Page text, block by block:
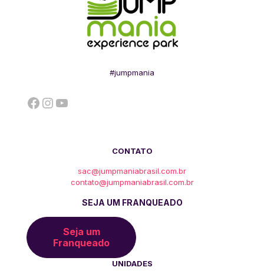
#jumpmania
Facebook
Instagram
YouTube
CONTATO
sac@jumpmaniabrasil.com.br
contato@jumpmaniabrasil.com.br
SEJA UM FRANQUEADO
Seja um
Franqueado
UNIDADES